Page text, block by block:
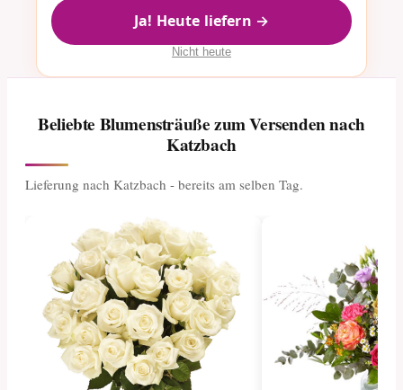
Ja! Heute liefern →
Nicht heute
Beliebte Blumensträuße zum Versenden nach
Katzbach
Lieferung nach Katzbach - bereits am selben Tag.